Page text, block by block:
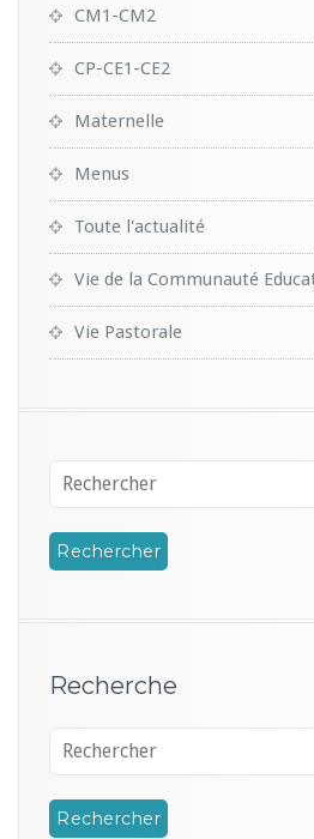
CM1-CM2
CP-CE1-CE2
Maternelle
Menus
Toute l'actualité
Vie de la Communauté
Vie Pastorale
Recherche